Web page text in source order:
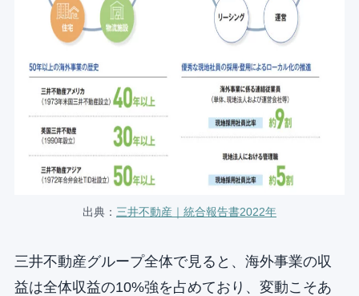
出典： 三井不動産｜統合報告書2022年
三井不動産グループ全体で見ると、海外事業の収
益は全体収益の10%強を占めており、変動こそあ